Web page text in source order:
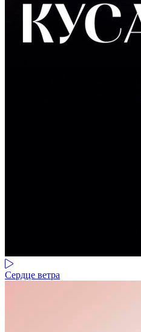
Сердце ветра